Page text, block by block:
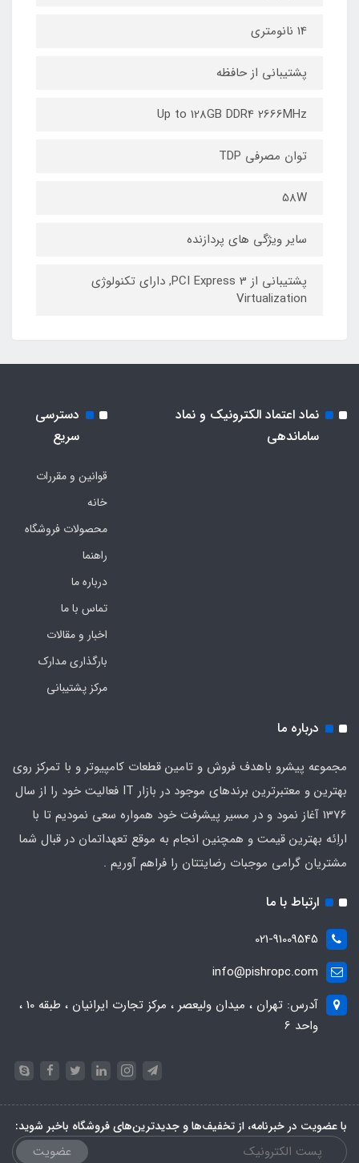
14 نانومتری
پشتیبانی از حافظه
Up to 128GB DDR4 2666MHz
توان مصرفی TDP
58W
سایر ویژگی های پردازنده
پشتیبانی از PCI Express 3, دارای تکنولوژی
Virtualization
نماد اعتماد الکترونیک و نماد
ساماندهی
دسترسی
سریع
قوانین و مقررات
خانه
محصولات فروشگاه
راهنما
درباره ما
تماس با ما
اخبار و مقالات
بارگذاری مدارک
مرکز پشتیبانی
درباره ما
مجموعه پیشرو باهدف فروش و تامین قطعات کامپیوتر و با تمرکز روی
بهترین و معتبرترین برندهای موجود در بازار IT فعالیت خود را از سال
1376 آغاز نمود و در مسیر پیشرفت خود همواره سعی نمودیم تا با
اراِئه بهترین قیمت و همچنین انجام به موقع تعهداتمان در قبال شما
مشتریان گرامی موجبات رضایتتان را فراهم آوریم .
ارتباط با ما
021-91009545
info@pishropc.com
آدرس: تهران ، میدان ولیعصر ، مرکز تجارت ایرانیان ، طبقه 10 ،
واحد 6
با عضویت در خبرنامه، از تخفیف‌ها و جدیدترین‌های فروشگاه باخبر شوید:
عضویت